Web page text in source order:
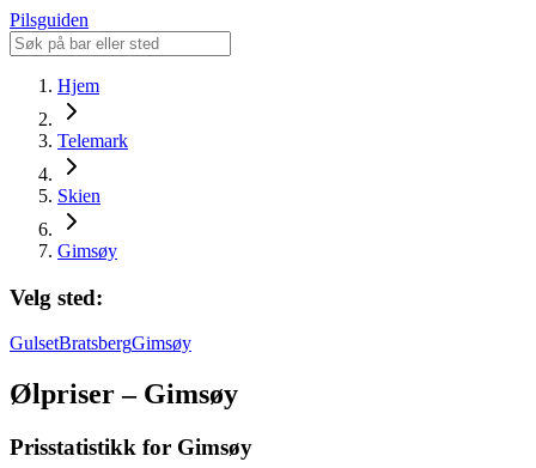
Pilsguiden
Hjem
Telemark
Skien
Gimsøy
Velg sted:
GulsetBratsbergGimsøy
Ølpriser – Gimsøy
Prisstatistikk for Gimsøy